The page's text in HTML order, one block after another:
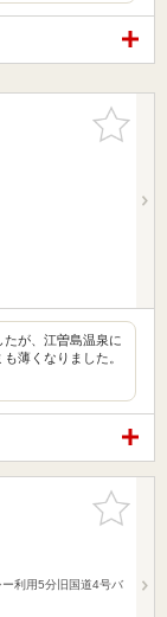
お気に入
りに追加
が、江曽島温泉に
薄くなりました。
お気に入
りに追加
利用5分旧国道4号バ